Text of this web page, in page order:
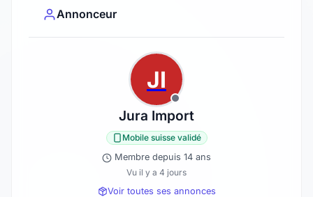
Annonceur
JI
Jura Import
Mobile suisse validé
Membre depuis 14 ans
Vu il y a 4 jours
Voir toutes ses annonces